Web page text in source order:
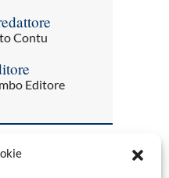
Contu
Editore